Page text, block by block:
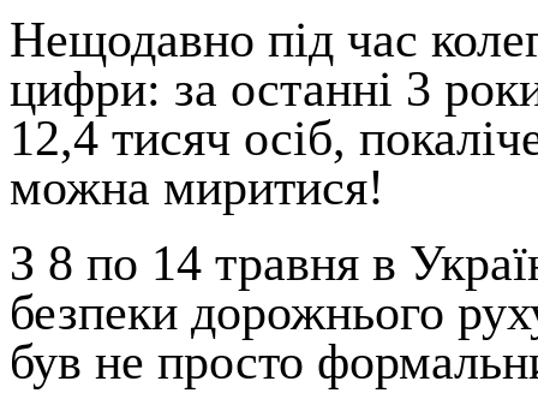
Нещодавно під час
цифри: за останні 3
12,4 тисяч осіб,
можна миритися!
З 8 по 14 травня в
безпеки дорожнього
був не просто